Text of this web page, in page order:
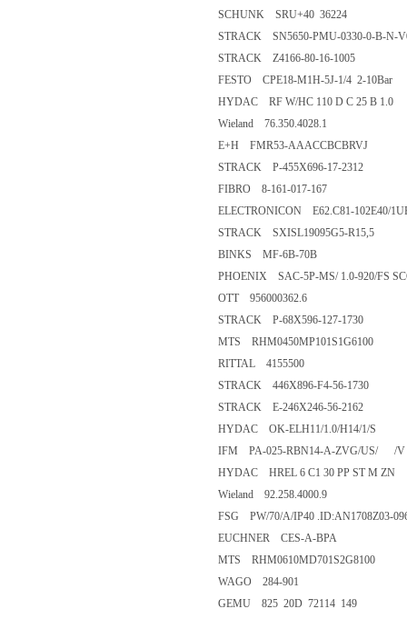
SCHUNK SRU+40 36224
STRACK SN5650-PMU-0330-0-B-N-
STRACK Z4166-80-16-1005
FESTO CPE18-M1H-5J-1/4 2-10Bar
HYDAC RF W/HC 110 D C 25 B 1.0
Wieland 76.350.4028.1
E+H FMR53-AAACCBCBRVJ
STRACK P-455X696-17-2312
FIBRO 8-161-017-167
ELECTRONICON E62.C81-102E40/
STRACK SXISL19095G5-R15,5
BINKS MF-6B-70B
PHOENIX SAC-5P-MS/ 1.0-920/FS
OTT 956000362.6
STRACK P-68X596-127-1730
MTS RHM0450MP101S1G6100
RITTAL 4155500
STRACK 446X896-F4-56-1730
STRACK E-246X246-56-2162
HYDAC OK-ELH11/1.0/H14/1/S
IFM PA-025-RBN14-A-ZVG/US/ /V
HYDAC HREL 6 C1 30 PP ST M ZN
Wieland 92.258.4000.9
FSG PW/70/A/IP40 .ID:AN1708Z03-
EUCHNER CES-A-BPA
MTS RHM0610MD701S2G8100
WAGO 284-901
GEMU 825 20D 72114 149